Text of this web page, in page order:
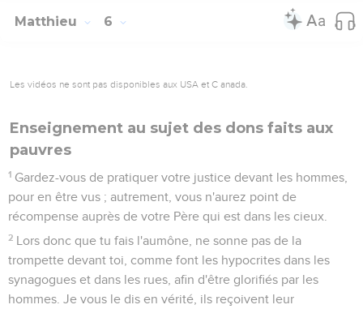
Matthieu 6
Les vidéos ne sont pas disponibles aux USA et C anada.
Enseignement au sujet des dons faits aux
pauvres
1 Gardez-vous de pratiquer votre justice devant les hommes,
pour en être vus ; autrement, vous n'aurez point de
récompense auprès de votre Père qui est dans les cieux.
2 Lors donc que tu fais l'aumône, ne sonne pas de la
trompette devant toi, comme font les hypocrites dans les
synagogues et dans les rues, afin d'être glorifiés par les
hommes. Je vous le dis en vérité, ils reçoivent leur